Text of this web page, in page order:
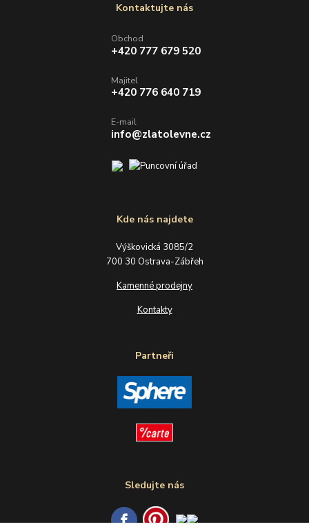
Kde nás najdete
Výškovická 3085/2
700 30 Ostrava-Zábřeh
Kamenné prodejny
Kontakty
Partneři
Sledujte nás
Kontaktujte nás
Obchod
+420 777 679 520
Majitel
+420 776 640 719
E-mail
info@zlatolevne.cz